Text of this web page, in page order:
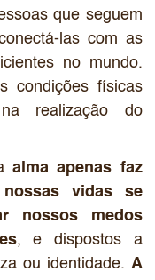
que seguem
las com as
no mundo.
condições físicas
realização do
aalma apenas faz
vidas se
nossos medos
, e dispostos a
ou identidade. A